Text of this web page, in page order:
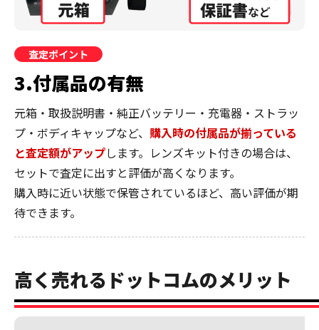
査定ポイント
3.付属品の有無
元箱・取扱説明書・純正バッテリー・充電器・ストラッ
プ・ボディキャップなど、 購入時の付属品が揃っている
と査定額がアップします。レンズキット付きの場合は、
セットで査定に出すと評価が高くなります。
購入時に近い状態で保管されているほど、高い評価が期
待できます。
高く売れるドットコムのメリット